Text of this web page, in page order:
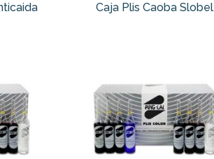
Caja Plis Caoba Slobel